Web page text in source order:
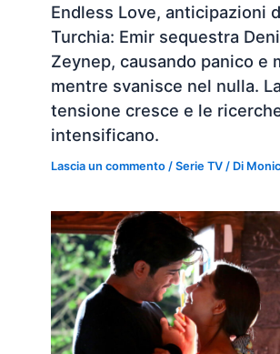
Endless Love, anticipazioni
Turchia: Emir sequestra
Zeynep, causando panico e
mentre svanisce nel nulla. La
tensione cresce e le
intensificano.
Lascia un commento /Serie TV / Di